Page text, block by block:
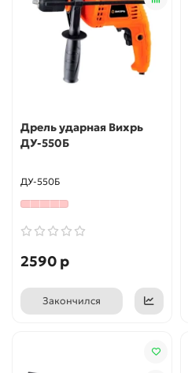
Дрель ударная Вихрь
ДУ-550Б
ДУ-550Б
2590 р
Закончился